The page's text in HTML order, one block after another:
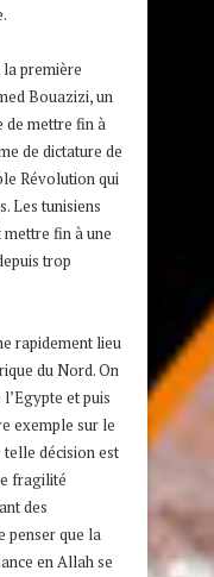
la première
Bouazizi, un
de mettre fin à
de dictature de
Révolution qui
Les tunisiens
fin à une
trop
rapidement lieu
du Nord. On
et puis
exemple sur le
telle décision est
fragilité
des
penser que la
en Allah se